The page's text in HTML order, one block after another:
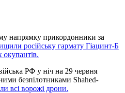
напрямку прикордонники за
російську гармату Гіацинт-Б
окупантів.
РФ у ніч на 29 червня
безпілотниками Shahed-
всі ворожі дрони.